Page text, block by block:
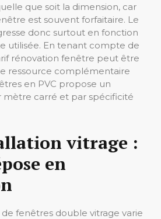
que soit la dimension, car
est souvent forfaitaire. Le
donc surtout en fonction
utilisée. En tenant compte de
rénovation fenêtre peut être
ressource complémentaire
en PVC propose un
mètre carré et par spécificité
vitrage :
en
fenêtres double vitrage varie